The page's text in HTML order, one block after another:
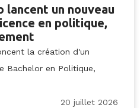
lancent un nouveau
en politique,
la création d'un
Bachelor en Politique,
20 juillet 2026